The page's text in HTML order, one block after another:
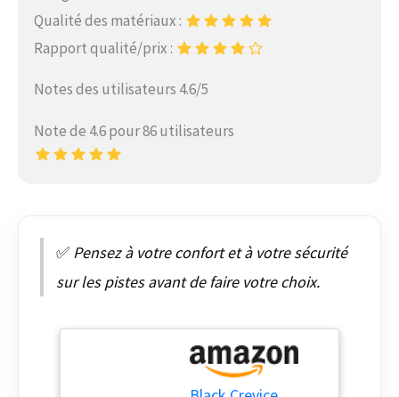
Qualité des matériaux :
Rapport qualité/prix :
Notes des utilisateurs 4.6/5
Note de 4.6 pour 86 utilisateurs
✅ Pensez à votre confort et à votre sécurité
sur les pistes avant de faire votre choix.